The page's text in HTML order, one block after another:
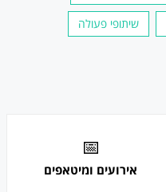
שיתופי פעולה
📅
אירועים ומיטאפים